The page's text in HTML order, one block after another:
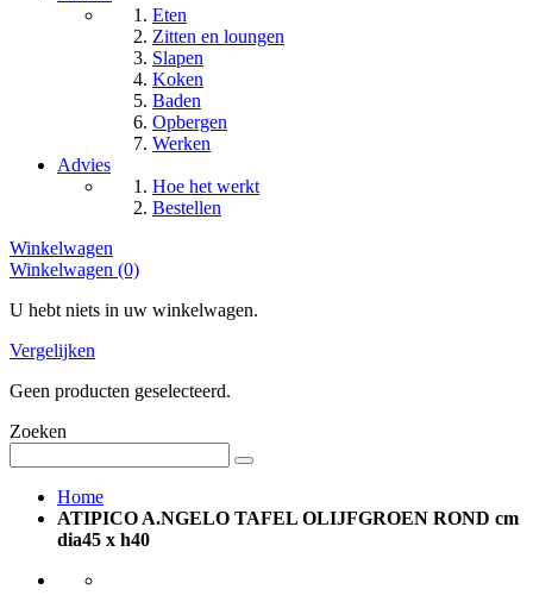
Eten
Zitten en loungen
Slapen
Koken
Baden
Opbergen
Werken
Advies
Hoe het werkt
Bestellen
Winkelwagen
Winkelwagen (0)
U hebt niets in uw winkelwagen.
Vergelijken
Geen producten geselecteerd.
Zoeken
Home
ATIPICO A.NGELO TAFEL OLIJFGROEN ROND cm
dia45 x h40